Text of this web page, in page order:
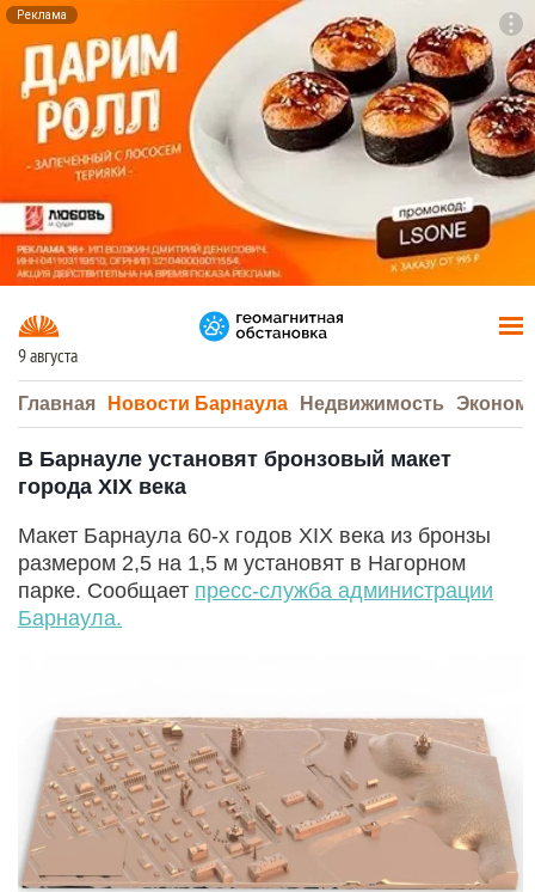
Реклама
9 августа
Главная Новости Барнаула Недвижимость
В Барнауле установят бронзовый макет
города XIX века
Макет Барнаула 60-х годов XIX века из бронзы
размером 2,5 на 1,5 м установят в Нагорном
парке. Сообщает пресс-служба администрации
Барнаула.